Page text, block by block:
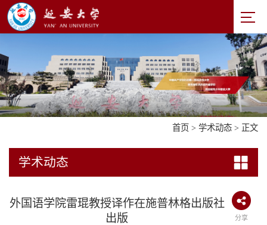
首页 > 学术动态 > 正文
学术动态
外国语学院雷琨教授译作在施普林格出版社
出版
分享